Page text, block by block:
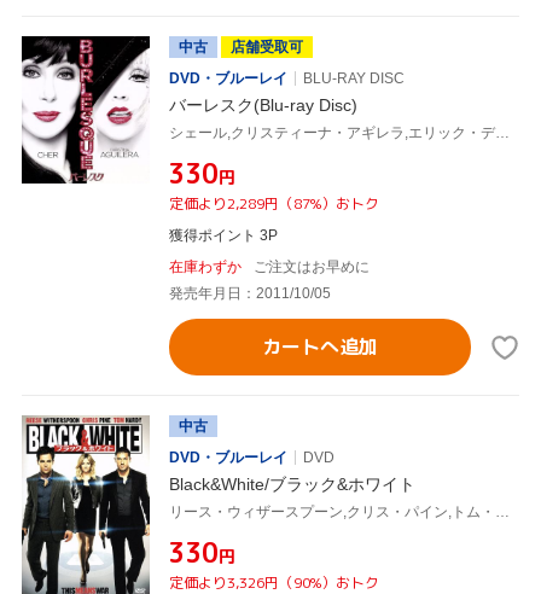
中古
店舗受取可
DVD・ブルーレイ
BLU-RAY DISC
バーレスク(Blu-ray Disc)
シェール,クリスティーナ・アギレラ,エリック・デイン,スティーヴ・アンティン(脚本、監督),クリストフ・ベック(音楽)
¥330円
定価より2,289円（87%）おトク
獲得ポイント 3P
在庫わずか
ご注文はお早めに
発売年月日：2011/10/05
カートへ追加
中古
DVD・ブルーレイ
DVD
Black&White/ブラック&ホワイト
リース・ウィザースプーン,クリス・パイン,トム・ハーディ,マックジー(監督),クリストフ・ベック(音楽)
¥330円
定価より3,326円（90%）おトク